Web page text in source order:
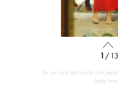
1 / 13
En un look de noche con
Getty